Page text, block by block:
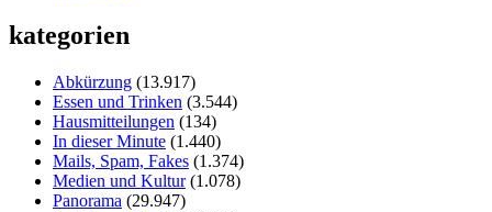
kategorien
Abkürzung (13.917)
Essen und Trinken (3.544)
Hausmitteilungen (134)
In dieser Minute (1.440)
Mails, Spam, Fakes (1.374)
Medien und Kultur(1.078)
Panorama (29.947)